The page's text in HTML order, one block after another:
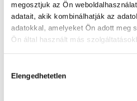
megosztjuk az Ön
adatait, akik kombinálhatják az
adatokkal, amelyeket Ön adott meg
Ön által használt más
kiválasztása
Elengedhetetlen
A kaszálási munkák során
takarítják a sírokat, a sír körüli
takarításában azonban kérjük a
segítségét is.